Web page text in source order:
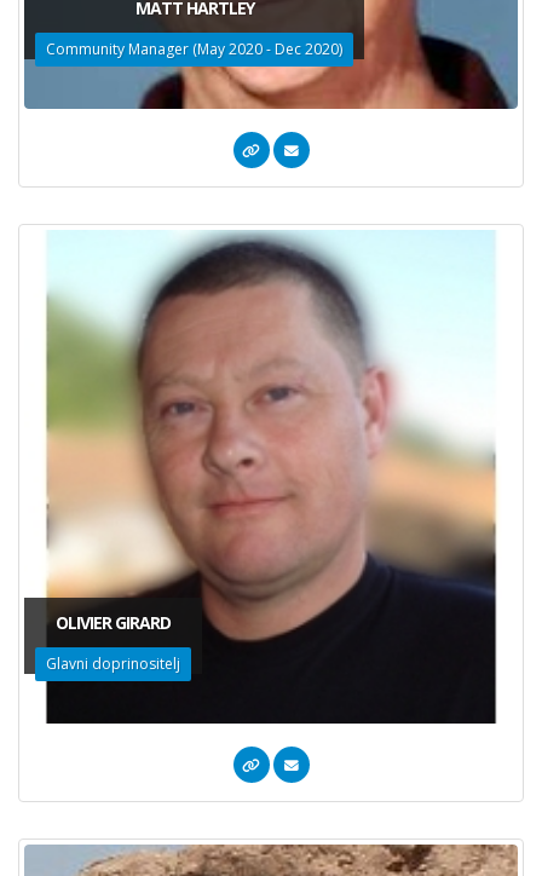
MATT HARTLEY
Community Manager (May 2020 - Dec 2020)
OLIVIER GIRARD
Glavni doprinositelj